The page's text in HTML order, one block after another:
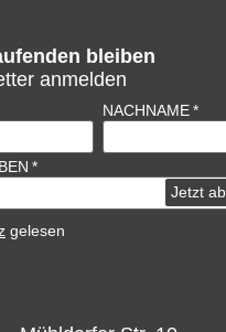
bleiben
anmelden
NACHNAME
gelesen